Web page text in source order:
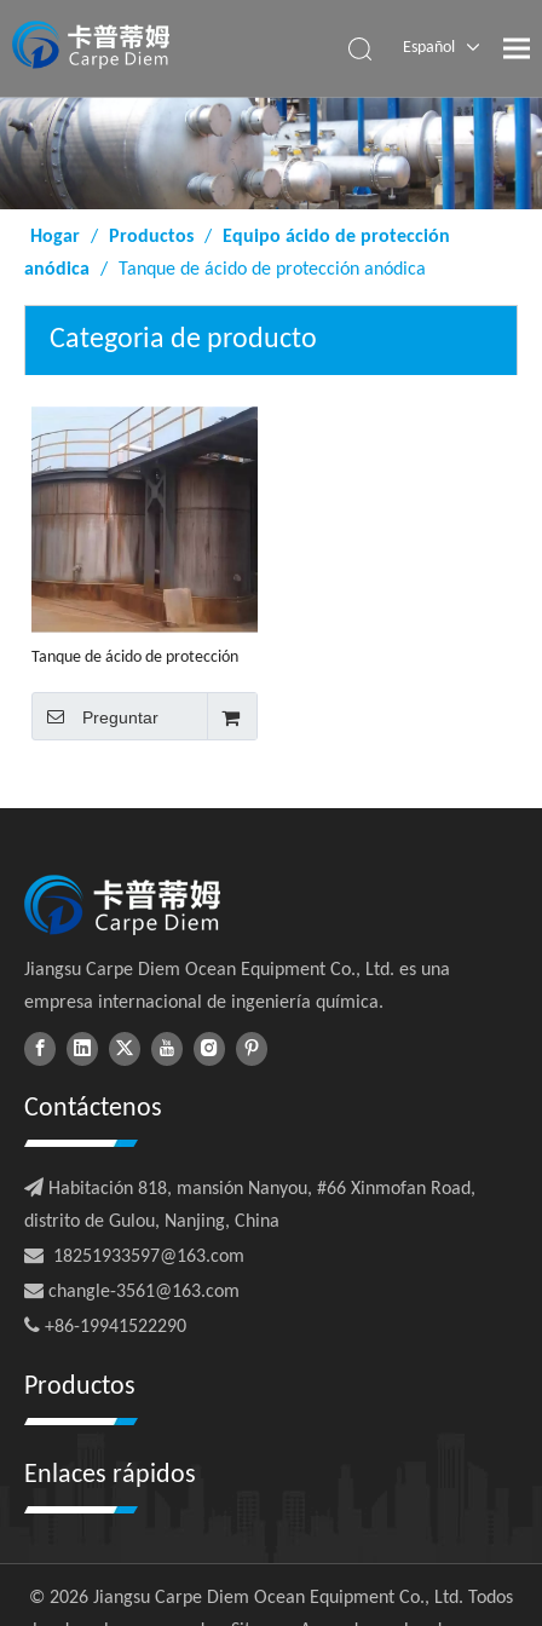
Español
Hogar / Productos /
Equipo ácido de protección
anódica
/ Tanque de ácido de protección anódica
Categoria de producto
Tanque de ácido de protección
Preguntar
Jiangsu Carpe Diem Ocean Equipment Co., Ltd. es una
empresa internacional de ingeniería química.
Contáctenos
 Habitación 818, mansión Nanyou, #66 Xinmofan Road,
distrito de Gulou, Nanjing, China
 18251933597@163.com
 changle-3561@163.com
 +86-19941522290
Productos
Enlaces rápidos
© 2026 Jiangsu Carpe Diem Ocean Equipment Co., Ltd. Todos